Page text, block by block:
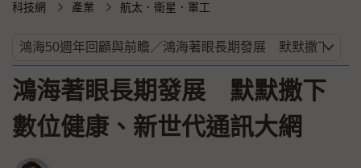
科技網 產業 航太．衛星．軍工
鴻海著眼長期發展 默默撒下
數位健康、新世代通訊大網